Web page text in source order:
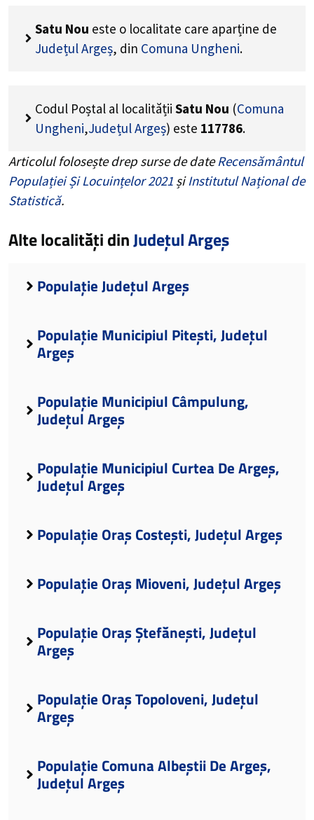
Satu Nou este o localitate care aparține de
Județul Argeș, din Comuna Ungheni.
Codul Poștal al localității Satu Nou (Comuna
Ungheni,Județul Argeș) este 117786.
Articolul folosește drep surse de dateRecensământul
Populației Și Locuințelor 2021 șiInstitutul Național de
Statistică.
Alte localități dinJudețul Argeș
Populație Județul Argeș
Populație Municipiul Pitești, Județul
Argeș
Populație Municipiul Câmpulung,
Județul Argeș
Populație Municipiul Curtea De Argeș,
Județul Argeș
Populație Oraș Costești, Județul Argeș
Populație Oraș Mioveni, Județul Argeș
Populație Oraș Ștefănești, Județul
Argeș
Populație Oraș Topoloveni, Județul
Argeș
Populație Comuna Albeștii De Argeș,
Județul Argeș